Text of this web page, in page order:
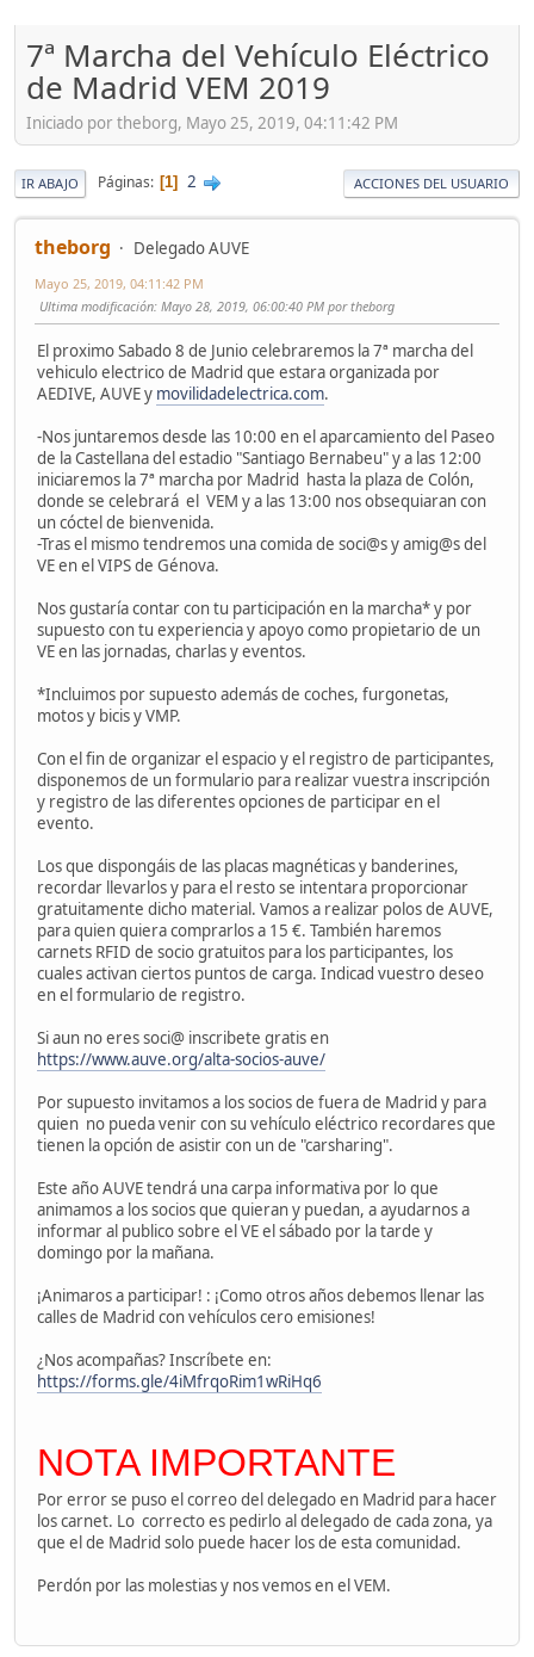
7ª Marcha del Vehículo Eléctrico
de Madrid VEM 2019
Iniciado por theborg, Mayo 25, 2019, 04:11:42 PM
IR ABAJO Páginas 1 2 ACCIONES DEL USUARIO
theborg Delegado AUVE
Mayo 25, 2019, 04:11:42 PM
Ultima modificación: Mayo 28, 2019, 06:00:40 PM por theborg
El proximo Sabado 8 de Junio celebraremos la 7ª marcha del
vehiculo electrico de Madrid que estara organizada por
AEDIVE, AUVE y movilidadelectrica.com.
-Nos juntaremos desde las 10:00 en el aparcamiento del Paseo
de la Castellana del estadio "Santiago Bernabeu" y a las 12:00
iniciaremos la 7ª marcha por Madrid hasta la plaza de Colón,
donde se celebrará el VEM y a las 13:00 nos obsequiaran con
un cóctel de bienvenida.
-Tras el mismo tendremos una comida de soci@s y amig@s del
VE en el VIPS de Génova.
Nos gustaría contar con tu participación en la marcha* y por
supuesto con tu experiencia y apoyo como propietario de un
VE en las jornadas, charlas y eventos.
*Incluimos por supuesto además de coches, furgonetas,
motos y bicis y VMP.
Con el fin de organizar el espacio y el registro de participantes,
disponemos de un formulario para realizar vuestra inscripción
y registro de las diferentes opciones de participar en el
evento.
Los que dispongáis de las placas magnéticas y banderines,
recordar llevarlos y para el resto se intentara proporcionar
gratuitamente dicho material. Vamos a realizar polos de AUVE,
para quien quiera comprarlos a 15 €. También haremos
carnets RFID de socio gratuitos para los participantes, los
cuales activan ciertos puntos de carga. Indicad vuestro deseo
en el formulario de registro.
Si aun no eres soci@ inscribete gratis en
https://www.auve.org/alta-socios-auve/
Por supuesto invitamos a los socios de fuera de Madrid y para
quien no pueda venir con su vehículo eléctrico recordares que
tienen la opción de asistir con un de "carsharing".
Este año AUVE tendrá una carpa informativa por lo que
animamos a los socios que quieran y puedan, a ayudarnos a
informar al publico sobre el VE el sábado por la tarde y
domingo por la mañana.
¡Animaros a participar! : ¡Como otros años debemos llenar las
calles de Madrid con vehículos cero emisiones!
¿Nos acompañas? Inscríbete en:
https://forms.gle/4iMfrqoRim1wRiHq6
NOTA IMPORTANTE
Por error se puso el correo del delegado en Madrid para hacer
los carnet. Lo correcto es pedirlo al delegado de cada zona, ya
que el de Madrid solo puede hacer los de esta comunidad.
Perdón por las molestias y nos vemos en el VEM.